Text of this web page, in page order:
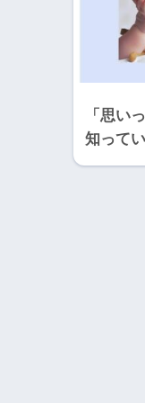
「思い
知って